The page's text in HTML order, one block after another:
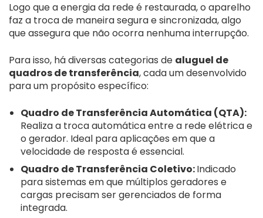
Logo que a energia da rede é restaurada, o aparelho
faz a troca de maneira segura e sincronizada, algo
que assegura que não ocorra nenhuma interrupção.
Para isso, há diversas categorias de aluguel de
quadros de transferência, cada um desenvolvido
para um propósito específico:
Quadro de Transferência Automática (QTA):
Realiza a troca automática entre a rede elétrica e
o gerador. Ideal para aplicações em que a
velocidade de resposta é essencial.
Quadro de Transferência Coletivo:Indicado
para sistemas em que múltiplos geradores e
cargas precisam ser gerenciados de forma
integrada.